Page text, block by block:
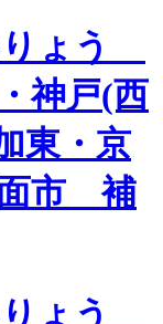
りょう
神戸(西
東・京
面市 補
りょう